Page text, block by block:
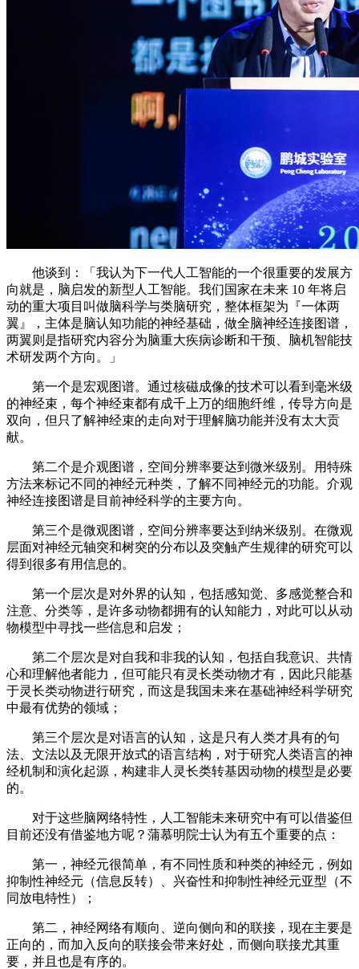
他谈到：「我认为下一代人工智能的一个很重要的发展方
向就是，脑启发的新型人工智能。我们国家在未来 10 年将启
动的重大项目叫做脑科学与类脑研究，整体框架为『一体两
翼』，主体是脑认知功能的神经基础，做全脑神经连接图谱，
两翼则是指研究内容分为脑重大疾病诊断和干预、脑机智能技
术研发两个方向。」
第一个是宏观图谱。通过核磁成像的技术可以看到毫米级
的神经束，每个神经束都有成千上万的细胞纤维，传导方向是
双向，但只了解神经束的走向对于理解脑功能并没有太大贡
献。
第二个是介观图谱，空间分辨率要达到微米级别。用特殊
方法来标记不同的神经元种类，了解不同神经元的功能。介观
神经连接图谱是目前神经科学的主要方向。
第三个是微观图谱，空间分辨率要达到纳米级别。在微观
层面对神经元轴突和树突的分布以及突触产生规律的研究可以
得到很多有用信息的。
第一个层次是对外界的认知，包括感知觉、多感觉整合和
注意、分类等，是许多动物都拥有的认知能力，对此可以从动
物模型中寻找一些信息和启发；
第二个层次是对自我和非我的认知，包括自我意识、共情
心和理解他者能力，但可能只有灵长类动物才有，因此只能基
于灵长类动物进行研究，而这是我国未来在基础神经科学研究
中最有优势的领域；
第三个层次是对语言的认知，这是只有人类才具有的句
法、文法以及无限开放式的语言结构，对于研究人类语言的神
经机制和演化起源，构建非人灵长类转基因动物的模型是必要
的。
对于这些脑网络特性，人工智能未来研究中有可以借鉴但
目前还没有借鉴地方呢？蒲慕明院士认为有五个重要的点：
第一，神经元很简单，有不同性质和种类的神经元，例如
抑制性神经元（信息反转）、兴奋性和抑制性神经元亚型（不
同放电特性）；
第二，神经网络有顺向、逆向侧向和的联接，现在主要是
正向的，而加入反向的联接会带来好处，而侧向联接尤其重
要，并且也是有序的。